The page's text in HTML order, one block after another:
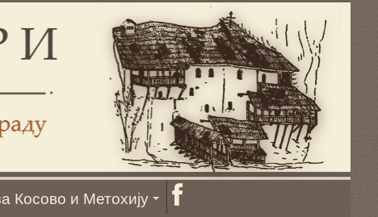
Косово и Метохију